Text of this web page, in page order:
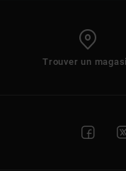
Trouver un